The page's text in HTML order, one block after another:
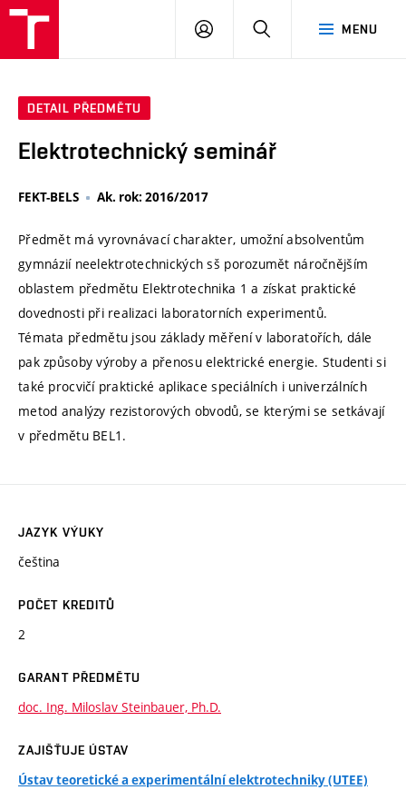
MENU
PŘIHLÁSIT
DETAIL PŘEDMĚTU
Elektrotechnický seminář
FEKT-BELS Ak. rok: 2016/2017
Předmět má vyrovnávací charakter, umožní absolventům
gymnázií neelektrotechnických sš porozumět náročnějším
oblastem předmětu Elektrotechnika 1 a získat praktické
dovednosti při realizaci laboratorních experimentů.
Témata předmětu jsou základy měření v laboratořích, dále
pak způsoby výroby a přenosu elektrické energie. Studenti si
také procvičí praktické aplikace speciálních i univerzálních
metod analýzy rezistorových obvodů, se kterými se setkávají
v předmětu BEL1.
JAZYK VÝUKY
čeština
POČET KREDITŮ
2
GARANT PŘEDMĚTU
doc. Ing. Miloslav Steinbauer, Ph.D.
ZAJIŠŤUJE ÚSTAV
Ústav teoretické a experimentální elektrotechniky (UTEE)